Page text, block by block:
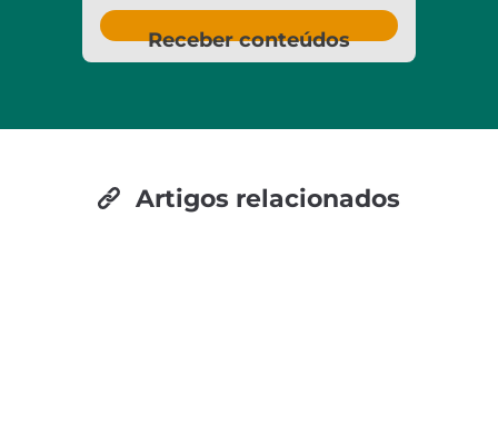
Receber conteúdos
Artigos relacionados